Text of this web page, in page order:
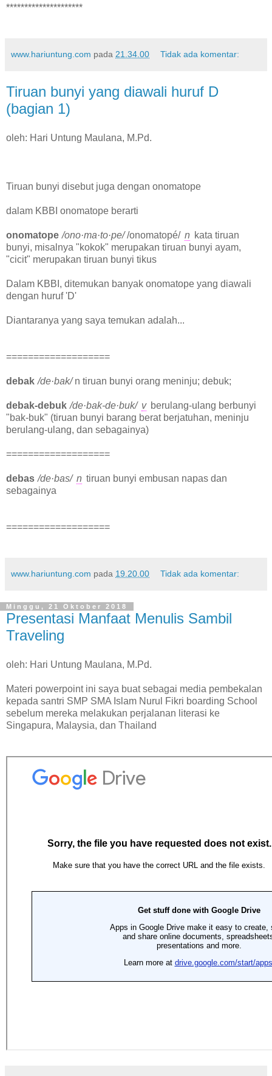
*********************
www.hariuntung.com pada 21.34.00 Tidak ada komentar:
Tiruan bunyi yang diawali huruf D
(bagian 1)
oleh: Hari Untung Maulana, M.Pd.
Tiruan bunyi disebut juga dengan onomatope
dalam KBBI onomatope berarti
onomatope /ono·ma·to·pe//onomatopé/ n kata tiruan
bunyi, misalnya "kokok" merupakan tiruan bunyi ayam,
"cicit" merupakan tiruan bunyi tikus
Dalam KBBI, ditemukan banyak onomatope yang diawali
dengan huruf 'D'
Diantaranya yang saya temukan adalah...
===================
debak /de·bak/n tiruan bunyi orang meninju; debuk;
debak-debuk /de·bak-de·buk/ v berulang-ulang berbunyi
"bak-buk" (tiruan bunyi barang berat berjatuhan, meninju
berulang-ulang, dan sebagainya)
===================
debas /de·bas/ n tiruan bunyi embusan napas dan
sebagainya
===================
www.hariuntung.com pada 19.20.00 Tidak ada komentar:
Minggu, 21 Oktober 2018
Presentasi Manfaat Menulis Sambil
Traveling
oleh: Hari Untung Maulana, M.Pd.
Materi powerpoint ini saya buat sebagai media pembekalan
kepada santri SMP SMA Islam Nurul Fikri boarding School
sebelum mereka melakukan perjalanan literasi ke
Singapura, Malaysia, dan Thailand